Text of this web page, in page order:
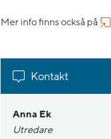
Mer info finns också på
Kontakt
Anna Ek
Utredare